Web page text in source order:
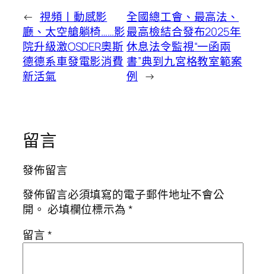
← 視頻丨動感影
廳、太空艙躺椅……影
院升級激OSDER奧斯
德德系車發電影消費
新活氣
全國總工會、最高法、
最高檢結合發布2025年
休息法令監視“一函兩
書”典到九宮格教室範案
例 →
留言
發佈留言
發佈留言必須填寫的電子郵件地址不會公
開。 必填欄位標示為*
留言*